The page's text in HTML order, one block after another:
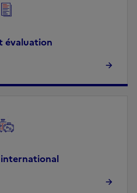
évaluation
Image
Image